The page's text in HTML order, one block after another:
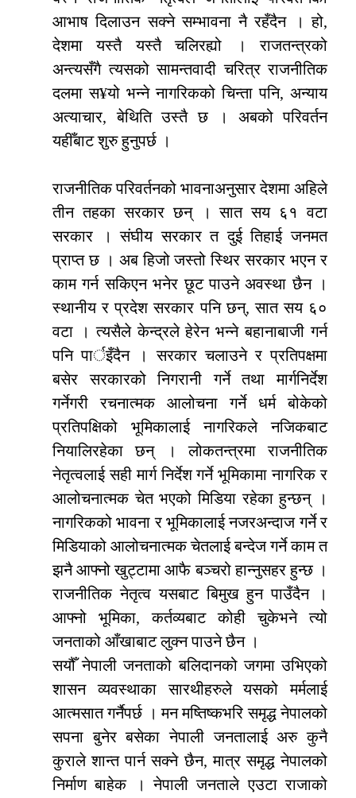
आभाष दिलाउन सक्ने सम्भावना नै रहँदैन । हो,
देशमा यस्तै यस्तै चलिरह्यो । राजतन्त्रको
अन्त्यसँगै त्यसको सामन्तवादी चरित्र राजनीतिक
दलमा स¥यो भन्ने नागरिकको चिन्ता पनि, अन्याय
अत्याचार, बेथिति उस्तै छ । अबको परिवर्तन
यहीँबाट शुरु हुनुपर्छ ।
राजनीतिक परिवर्तनको भावनाअनुसार देशमा अहिले
तीन तहका सरकार छन् । सात सय ६१ वटा
सरकार । संघीय सरकार त दुई तिहाई जनमत
प्राप्त छ । अब हिजो जस्तो स्थिर सरकार भएन र
काम गर्न सकिएन भनेर छूट पाउने अवस्था छैन ।
स्थानीय र प्रदेश सरकार पनि छन्, सात सय ६०
वटा । त्यसैले केन्द्रले हेरेन भन्ने बहानाबाजी गर्न
पनि पार्इँदैन । सरकार चलाउने र प्रतिपक्षमा
बसेर सरकारको निगरानी गर्ने तथा मार्गनिर्देश
गर्नेगरी रचनात्मक आलोचना गर्ने धर्म बोकेको
प्रतिपक्षिको भूमिकालाई नागरिकले नजिकबाट
नियालिरहेका छन् । लोकतन्त्रमा राजनीतिक
नेतृत्वलाई सही मार्ग निर्देश गर्ने भूमिकामा नागरिक र
आलोचनात्मक चेत भएको मिडिया रहेका हुन्छन् ।
नागरिकको भावना र भूमिकालाई नजरअन्दाज गर्ने र
मिडियाको आलोचनात्मक चेतलाई बन्देज गर्ने काम त
झनै आफ्नो खुट्टामा आफै बञ्चरो हान्नुसहर हुन्छ ।
राजनीतिक नेतृत्व यसबाट बिमुख हुन पाउँदैन ।
आफ्नो भूमिका, कर्तव्यबाट कोही चुकेभने त्यो
जनताको आँखाबाट लुक्न पाउने छैन ।
सयौँ नेपाली जनताको बलिदानको जगमा उभिएको
शासन व्यवस्थाका सारथीहरुले यसको मर्मलाई
आत्मसात गर्नैपर्छ । मन मष्तिष्कभरि समृद्ध नेपालको
सपना बुनेर बसेका नेपाली जनतालाई अरु कुनै
कुराले शान्त पार्न सक्ने छैन, मात्र समृद्ध नेपालको
निर्माण बाहेक । नेपाली जनताले एउटा राजाको